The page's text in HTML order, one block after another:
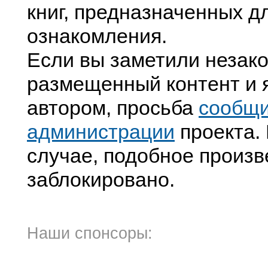
книг, предназначенных
ознакомления.
Если вы заметили
размещенный контент и
автором, просьба
администрации
случае, подобное
заблокировано.
Наши спонсоры: